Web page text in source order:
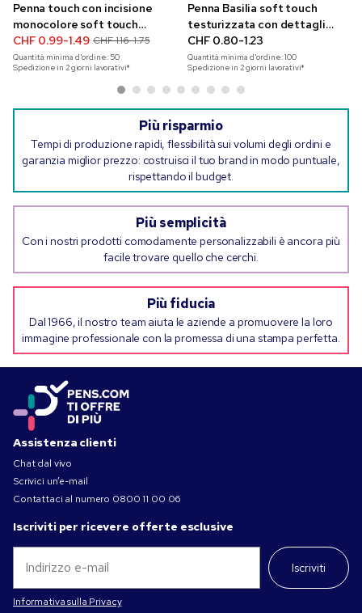
Penna touch con incisione
monocolore soft touch
Diamond
CHF 0.99-1.49 CHF 1.16-1.75
Quantità minima d'ordine: 50
Spedizione in 2 giorni lavorativi*
Penna Basilia soft touch
testurizzata con dettagli
color bronzo e stampa a
colori
CHF 0.80-1.23
Quantità minima d'ordine:100
Spedizione in 2 giorni lavorativi*
Più risparmio
Tempi di produzione rapidi, flessibilità sui volumi degli ordini e
garanzia miglior prezzo: costruisci il tuo brand in modo puntuale,
rispettando il budget.
Più semplicità
Con i nostri prodotti comodamente personalizzabili è ancora più
facile trovare quello che cerchi.
Più fiducia
Dal 1966, il nostro team aiuta le aziende a promuovere la loro
immagine professionale con la promessa di una stampa perfetta.
Assistenza clienti
Chat dal vivo
Scrivici un’e-mail
Contattaci al numero 0800 11 00 06
Iscriviti per ricevere offerte esclusive
Iscriviti
Informativa sulla Privacy